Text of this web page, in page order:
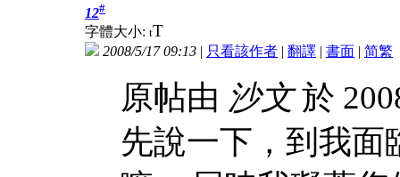
12#
字體大小: tT
2008/5/17 09:13 | 只看該作者 | 翻譯 | 書面 | 简繁
原帖由 沙文於
先說一下，到我面